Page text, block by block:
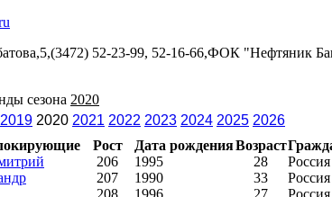
52-23-99, 52-16-66,ФОК "Нефтяник
сезона 2020
2019 2020 2021 2022 2023 2024 2025 2026
Рост Дата рожденияВозраст
206 1995 28
Россия
207 1990 33
Россия
208 1996 27
Россия